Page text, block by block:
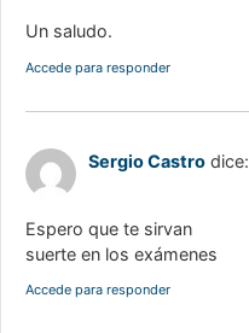
Un saludo.
Accede para responder
Sergio Castro dice:
Espero que te sirvan
suerte en los exámenes
Accede para responder